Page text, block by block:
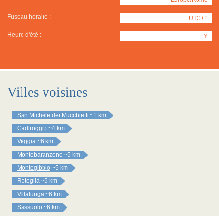
Fuseau horaire : UTC+1
Heure d'été : Y
Villes voisines
San Michele dei Mucchietti ~1 km
Cadiroggio ~4 km
Veggia ~6 km
Montebaranzone ~5 km
Montegibbio ~5 km
Roteglia ~5 km
Villalunga ~6 km
Sassuolo ~6 km